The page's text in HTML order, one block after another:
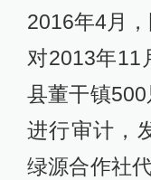
2016年4月
对2013年11
县董干镇
进行审计，
绿源合作社